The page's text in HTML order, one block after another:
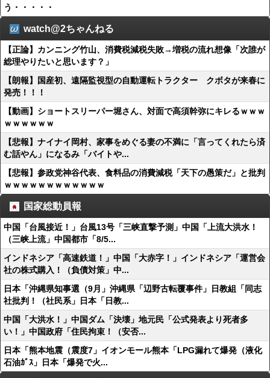
う・・・・・
watch@2ちゃんねる
【正論】カンニング竹山、消費税減税失敗→増税の流れ想像「次誰が
総理やりたいと思います？」
【朗報】国産初、遠隔監視型の自動運転トラクター クボタが来春に
発売！！！
【動画】ショートスリーパー堀さん、対面で高須幹弥にキレるｗｗｗ
ｗｗｗｗｗｗ
【悲報】ナイナイ岡村、家事をめぐる妻の不満に「言ってくれたら済
む話やん」になるみ「バイトや...
【悲報】参政党神谷代表、食料品の消費減税「天下の愚策だ」と批判
ｗｗｗｗｗｗｗｗｗｗｗｗ
国家総動員報
中国「台風接近！」台風13号「三峡直撃予測」中国「上流大洪水！
（三峡上流」中国都市「8/5...
インドネシア「高速鉄道！」中国「大赤字！」インドネシア「運営会
社の株式購入！（負債対策」中...
日本「沖縄県知事選（9月」沖縄県「辺野古転覆事件」日教組「同志
社批判！（社民系」日本「日教...
中国「大洪水！」中国ダム「決壊」地元民「公式発表より死者多
い！」中国政府「住民拘束！（安否...
日本「熊本地震（震度7」イオンモール熊本「LPG漏れて爆発（液化
石油ｶﾞｽ」日本「爆発で火...